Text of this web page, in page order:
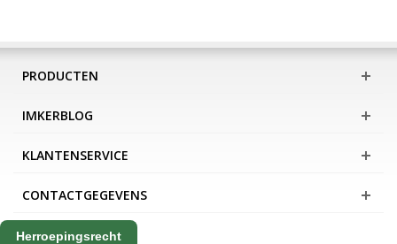
PRODUCTEN
IMKERBLOG
KLANTENSERVICE
CONTACTGEGEVENS
Herroepingsrecht